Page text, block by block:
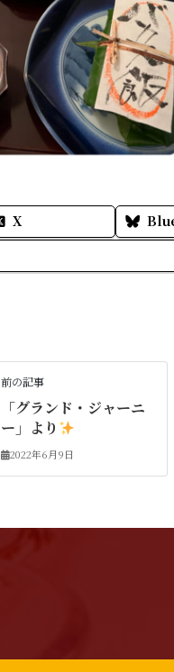
X
前の記事
「グランド・ジャーニ
ー」より
2022年6月9日